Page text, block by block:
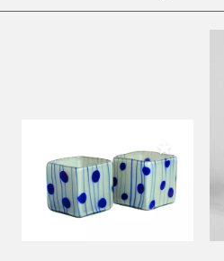
Meiner